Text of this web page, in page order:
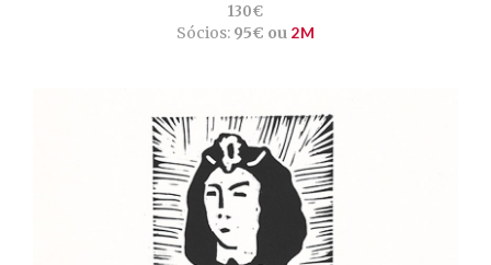
130€
Sócios:95€ ou 2M